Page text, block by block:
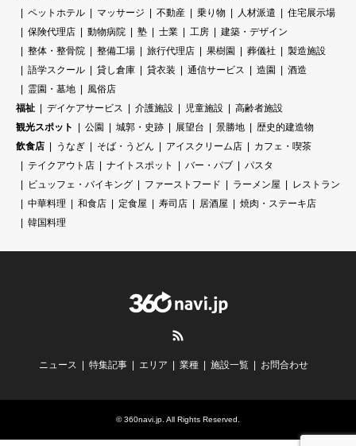
ペットホテル
マッサージ 不動産 乗り物 人材派遣
住宅展示場
保険代理店
動物病院 塾 士業 工房
建築・デザイン
整体・整骨院
整備工場 旅行代理店 果樹園 葬儀社
製造施設
語学スクール
貸し倉庫 貸衣装 通信サービス 造園
酒造
霊園・墓地
風俗店
福祉
デイケアサービス 介護施設 児童施設
高齢者施設
観光スポット
公園 城郭・史跡 展望台 景勝地
歴史的建造物
飲食店
うなぎ そば・うどん アイスクリーム店
カフェ・喫茶
テイクアウト店
ナイトスポット バー・パブ
パスタ
ビュッフェ・バイキング
ファーストフード ラーメン屋
レストラン
中華料理
和食店 定食屋 寿司店 居酒屋
焼肉・ステーキ店
韓国料理
ニュース 特集記事 エリア 業種 施設一覧 お問合わせ
©360navi.jp . All Rights Reserved.